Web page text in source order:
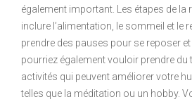
également important. Les étapes de la
inclure l’alimentation, le sommeil et le
prendre des pauses pour se reposer
pourriez également vouloir prendre
activités qui peuvent améliorer votre
telles que la méditation ou un hobby.